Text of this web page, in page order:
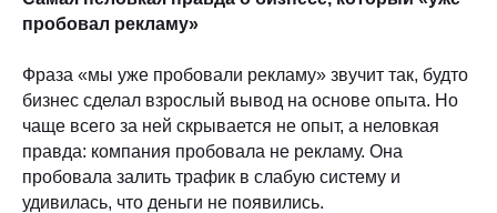
пробовал рекламу»
Фраза «мы уже пробовали рекламу» звучит так, будто
бизнес сделал взрослый вывод на основе опыта. Но
чаще всего за ней скрывается не опыт, а неловкая
правда: компания пробовала не рекламу. Она
пробовала залить трафик в слабую систему и
удивилась, что деньги не появились.